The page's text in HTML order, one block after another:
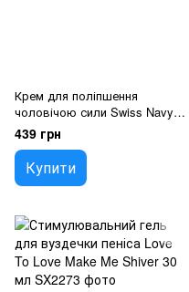
Крем для поліпшення
чоловічою сили Swiss Navy
Max Size Cream 10 мл
439 грн
Купити